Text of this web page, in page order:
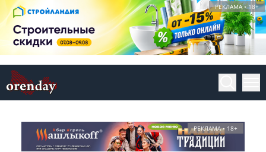
РЕКЛАМА • 18+
РЕКЛАМА • 18+